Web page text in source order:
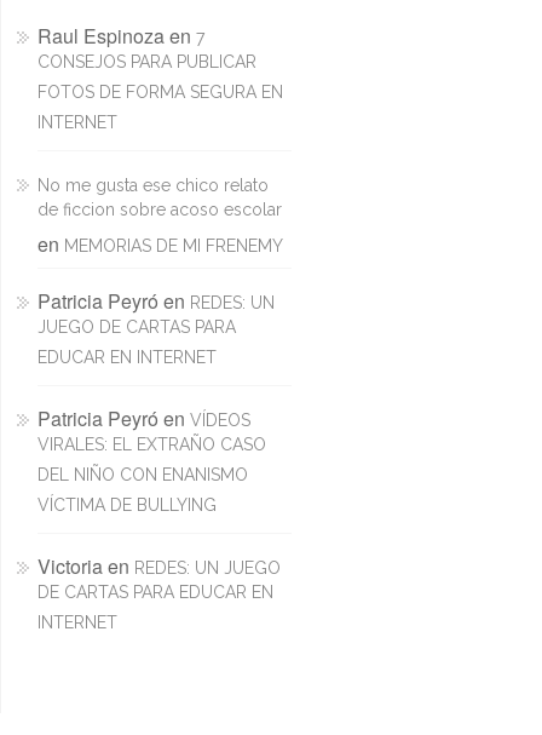
Raul Espinozaen 7
CONSEJOS PARA PUBLICAR
FOTOS DE FORMA SEGURA EN
INTERNET
No me gusta ese chico relato
de ficcion sobre acoso escolar
en MEMORIAS DE MI FRENEMY
Patricia Peyró en REDES: UN
JUEGO DE CARTAS PARA
EDUCAR EN INTERNET
Patricia Peyró en VÍDEOS
VIRALES: EL EXTRAÑO CASO
DEL NIÑO CON ENANISMO
VÍCTIMA DE BULLYING
Victoriaen REDES: UN JUEGO
DE CARTAS PARA EDUCAR EN
INTERNET